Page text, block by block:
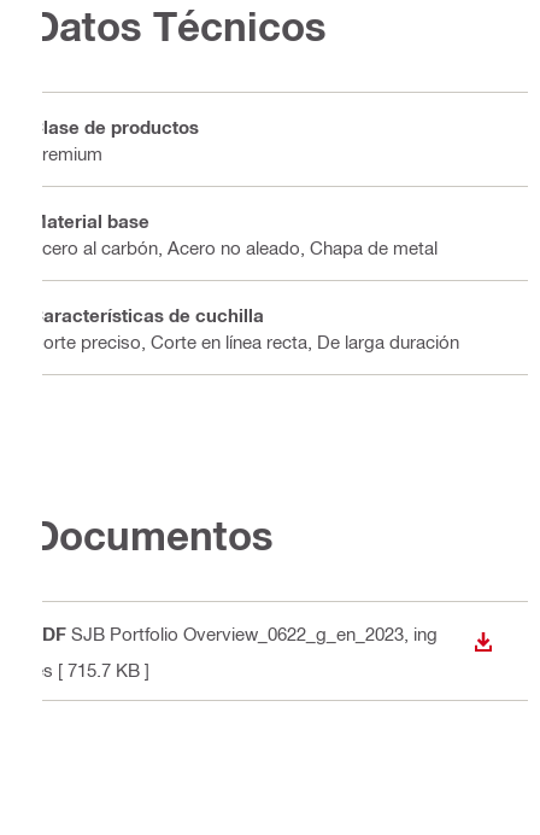
Datos Técnicos
Clase de productos
Premium
Material base
Acero al carbón, Acero no aleado, Chapa de metal
Características de cuchilla
Corte preciso, Corte en línea recta, De larga duración
Documentos
PDF SJB Portfolio Overview_0622_g_en_2023 , ing
lés [ 715.7 KB ]